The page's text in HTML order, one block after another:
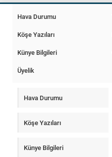
Hava Durumu
Köşe Yazıları
Künye Bilgileri
Üyelik
Hava Durumu
Köşe Yazıları
Künye Bilgileri